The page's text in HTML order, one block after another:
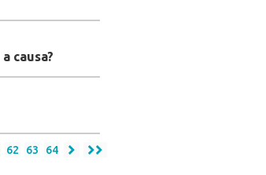
causa?
62 63 64